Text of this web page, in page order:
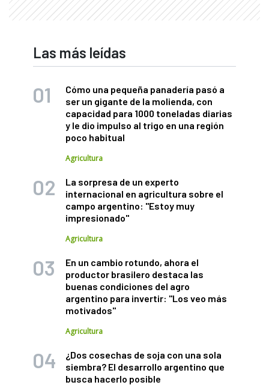
Las más leídas
Cómo una pequeña panadería pasó a
ser un gigante de la molienda, con
capacidad para 1000 toneladas diarias
y le dio impulso al trigo en una región
poco habitual
Agricultura
La sorpresa de un experto
internacional en agricultura sobre el
campo argentino: "Estoy muy
impresionado"
Agricultura
En un cambio rotundo, ahora el
productor brasilero destaca las
buenas condiciones del agro
argentino para invertir: "Los veo más
motivados"
Agricultura
¿Dos cosechas de soja con una sola
siembra? El desarrollo argentino que
busca hacerlo posible